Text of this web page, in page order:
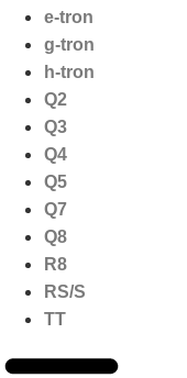
e-tron
g-tron
h-tron
Q2
Q3
Q4
Q5
Q7
Q8
R8
RS/S
TT